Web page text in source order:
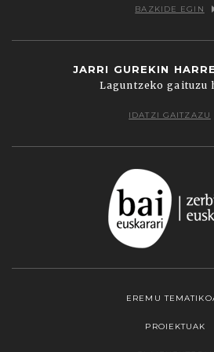
BAZKIDE EGIN
JARRI GUREKIN
Laguntzeko gaituzu
IDATZI GAITZAZU
EREMU
PROIEKTUAK